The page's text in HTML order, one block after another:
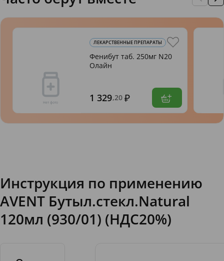
ЛЕКАРСТВЕННЫЕ ПРЕПАРАТЫ
Фенибут таб. 250мг N20
Олайн
1 329,20
Инструкция по применению
AVENT Бутыл.стекл.Natural
120мл (930/01) (НДС20%)